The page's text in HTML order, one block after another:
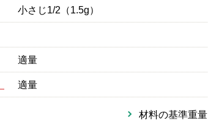
小さじ1/2（1.5g）
適量
適量
材料の基準重量